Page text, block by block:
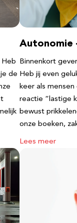
Heb
de
Autonomie
Binnenkort
Heb jij even
keer als
reactie “lastige
bewust
onze boeken,
Lees meer